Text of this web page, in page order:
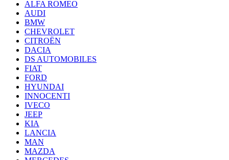
ALFA ROMEO
AUDI
BMW
CHEVROLET
CITROËN
DACIA
DS AUTOMOBILES
FIAT
FORD
HYUNDAI
INNOCENTI
IVECO
JEEP
KIA
LANCIA
MAN
MAZDA